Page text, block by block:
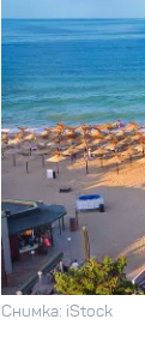
Снимка: iStock